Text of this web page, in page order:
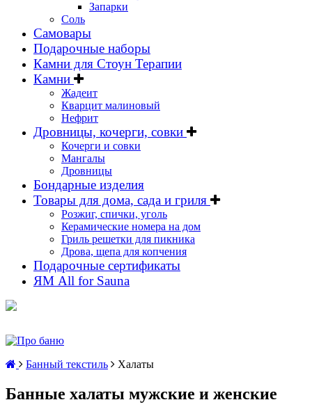
Запарки
Соль
Самовары
Подарочные наборы
Камни для Стоун Терапии
Камни
Жадеит
Кварцит малиновый
Нефрит
Дровницы, кочерги, совки
Кочерги и совки
Мангалы
Дровницы
Бондарные изделия
Товары для дома, сада и гриля
Розжиг, спички, уголь
Керамические номера на дом
Гриль решетки для пикника
Дрова, щепа для копчения
Подарочные сертификаты
ЯМ All for Sauna
Банный текстиль Халаты
Банные халаты мужские и женские